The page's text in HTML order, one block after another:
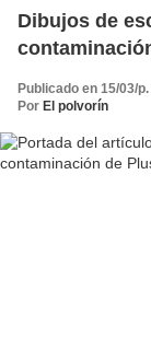
Dibujos de
Publicado en 15/03/
Por El polvorín